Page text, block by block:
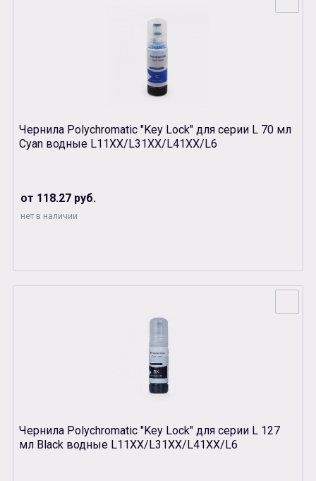
Чернила Polychromatic "Key Lock" для серии L 70 мл
Cyan водные L11XX/L31XX/L41XX/L6
от 118.27 руб.
нет в наличии
Чернила Polychromatic "Key Lock" для серии L 127
мл Black водные L11XX/L31XX/L41XX/L6